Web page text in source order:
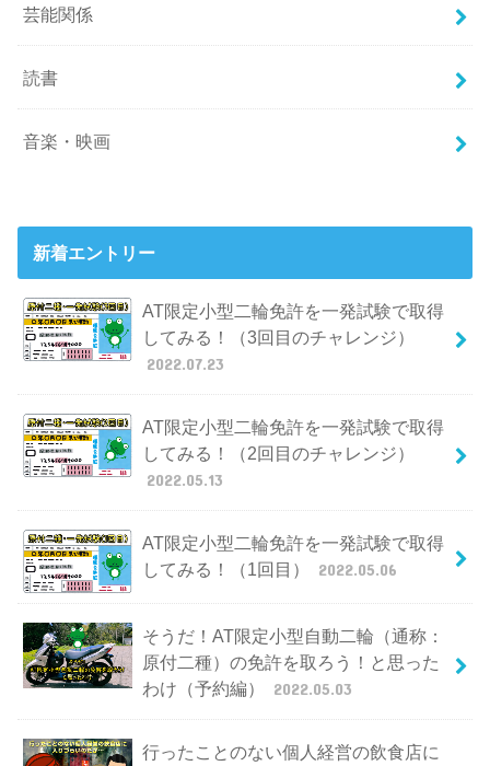
芸能関係
読書
音楽・映画
新着エントリー
AT限定小型二輪免許を一発試験で取得
してみる！（3回目のチャレンジ）
2022.07.23
AT限定小型二輪免許を一発試験で取得
してみる！（2回目のチャレンジ）
2022.05.13
AT限定小型二輪免許を一発試験で取得
してみる！（1回目）
2022.05.06
そうだ！AT限定小型自動二輪（通称：
原付二種）の免許を取ろう！と思った
わけ（予約編）
2022.05.03
行ったことのない個人経営の飲食店に